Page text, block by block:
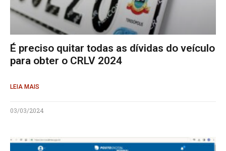
É preciso quitar todas as dívidas do veículo
para obter o CRLV 2024
LEIA MAIS
03/03/2024